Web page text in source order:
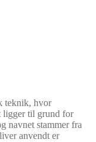
teknik, hvor
ligger til grund for
navnet stammer fra
anvendt er